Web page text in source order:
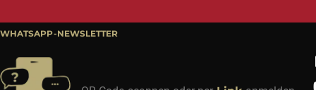
WHATSAPP-NEWSLETTER